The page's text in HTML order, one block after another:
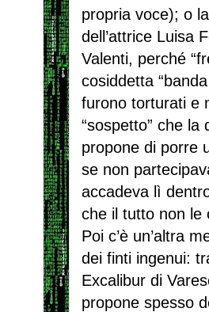
propria voce); o
dell’attrice Luisa
Valenti, perché
cosiddetta
furono torturati e
“sospetto” che la
propone di porre
se non
accadeva lì
che il tutto non le
Poi c’è un’altra
dei finti ingenui:
Excalibur di
propone spesso